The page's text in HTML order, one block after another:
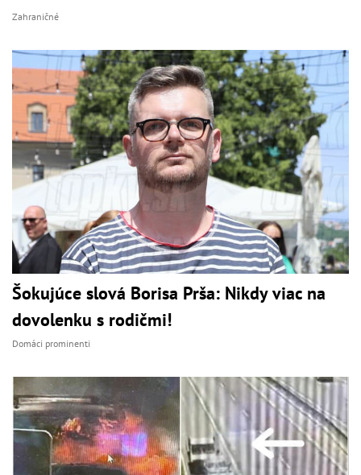
Zahraničné
Šokujúce slová Borisa Prša: Nikdy viac na
dovolenku s rodičmi!
Domáci prominenti